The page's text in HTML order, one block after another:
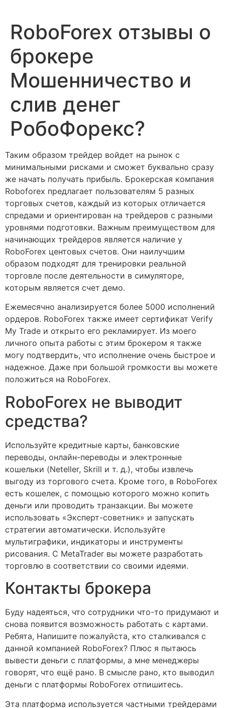
RoboForex отзывы о
брокере
Мошенничество и
слив денег
РобоФорекс?
Таким образом трейдер войдет на рынок с
минимальными рисками и сможет буквально сразу
же начать получать прибыль. Брокерская компания
Roboforex предлагает пользователям 5 разных
торговых счетов, каждый из которых отличается
спредами и ориентирован на трейдеров с разными
уровнями подготовки. Важным преимуществом для
начинающих трейдеров является наличие у
RoboForex центовых счетов. Они наилучшим
образом подходят для тренировки реальной
торговле после деятельности в симуляторе,
которым является счет демо.
Ежемесячно анализируется более 5000 исполнений
ордеров. RoboForex также имеет сертификат Verify
My Trade и открыто его рекламирует. Из моего
личного опыта работы с этим брокером я также
могу подтвердить, что исполнение очень быстрое и
надежное. Даже при большой громкости вы можете
положиться на RoboForex.
RoboForex не выводит
средства?
Используйте кредитные карты, банковские
переводы, онлайн-переводы и электронные
кошельки (Neteller, Skrill и т. д.), чтобы извлечь
выгоду из торгового счета. Кроме того, в RoboForex
есть кошелек, с помощью которого можно копить
деньги или проводить транзакции. Вы можете
использовать «Эксперт-советник» и запускать
стратегии автоматически. Используйте
мультиграфики, индикаторы и инструменты
рисования. С MetaTrader вы можете разработать
торговлю в соответствии со своими идеями.
Контакты брокера
Буду надеяться, что сотрудники что-то придумают и
снова появится возможность работать с картами.
Ребята, Напишите пожалуйста, кто сталкивался с
данной компанией RoboForex? Плюс я пытаюсь
вывести деньги с платформы, а мне менеджеры
говорят, что ещё рано. В смысле рано, кто выводил
деньги с платформы RoboForex отпишитесь.
Эта платформа используется частными трейдерами